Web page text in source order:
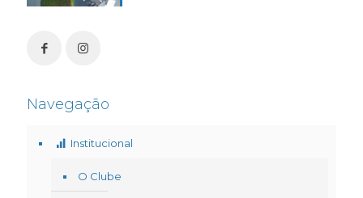
Navegação
Institucional
O Clube